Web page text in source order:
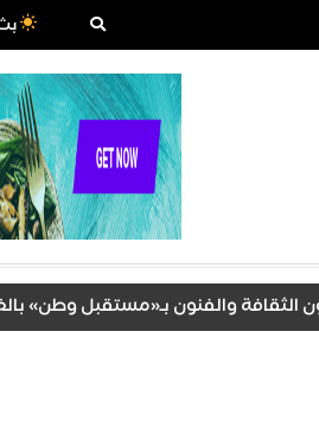
والفنون بـ«مستقبل وطن» بالغربية